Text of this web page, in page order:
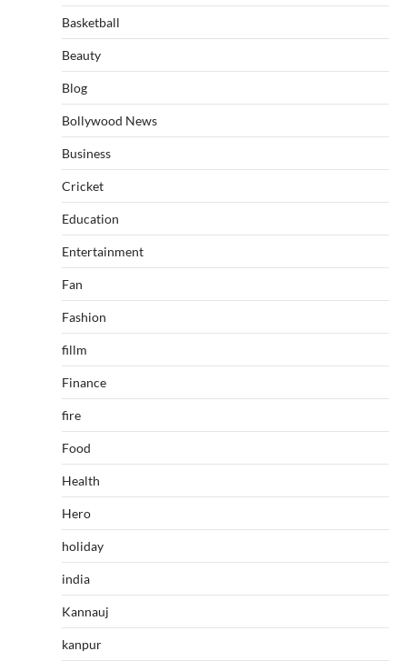
Basketball
Beauty
Blog
Bollywood News
Business
Cricket
Education
Entertainment
Fan
Fashion
fillm
Finance
fire
Food
Health
Hero
holiday
india
Kannauj
kanpur